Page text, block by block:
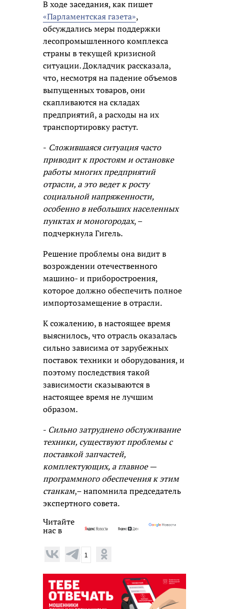
В ходе заседания, как пишет
«Парламентская газета»,
обсуждались меры поддержки
лесопромышленного комплекса
страны в текущей кризисной
ситуации. Докладчик рассказала,
что, несмотря на падение объемов
выпущенных товаров, они
скапливаются на складах
предприятий, а расходы на их
транспортировку растут.
- Сложившаяся ситуация часто
приводит к простоям и остановке
работы многих предприятий
отрасли, а это ведет к росту
социальной напряженности,
особенно в небольших населенных
пунктах и моногородах, –
подчеркнула Гигель.
Решение проблемы она видит в
возрождении отечественного
машино- и приборостроения,
которое должно обеспечить полное
импортозамещение в отрасли.
К сожалению, в настоящее время
выяснилось, что отрасль оказалась
сильно зависима от зарубежных
поставок техники и оборудования, и
поэтому последствия такой
зависимости сказываются в
настоящее время не лучшим
образом.
- Сильно затруднено обслуживание
техники, существуют проблемы с
поставкой запчастей,
комплектующих, а главное —
программного обеспечения к этим
станкам,– напомнила председатель
экспертного совета.
Читайте
нас в
1